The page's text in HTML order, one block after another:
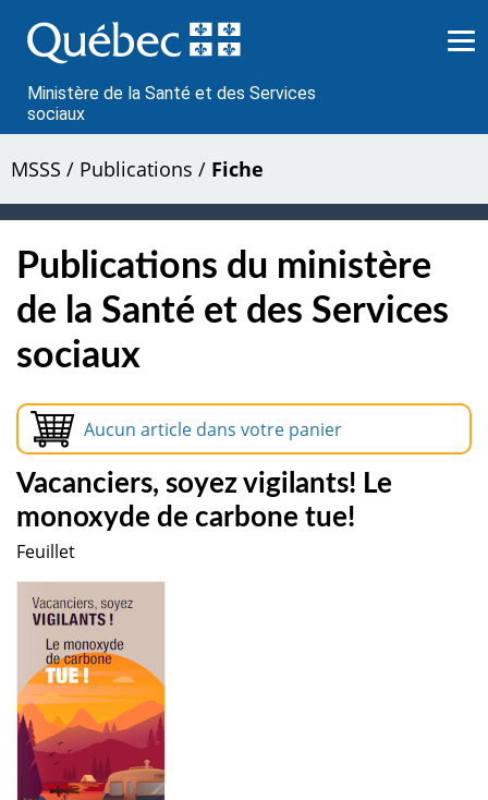
au
contenu
Ministère de la Santé et des Services
sociaux
MSSS / Publications / Fiche
Publications du ministère
de la Santé et des Services
sociaux
Aucun article dans votre panier
Vacanciers, soyez vigilants! Le
monoxyde de carbone tue!
Feuillet